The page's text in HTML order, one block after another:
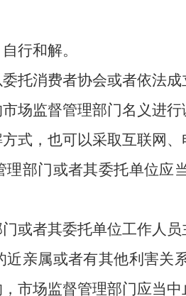
行和解。
托消费者协会或者依法成
监督管理部门名义进行
式，也可以采取互联网、
门或者其委托单位应
或者其委托单位工作人
属或者有其他利害关
市场监督管理部门应当中